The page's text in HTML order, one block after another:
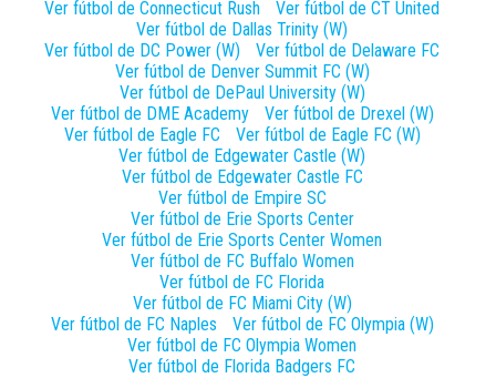
Ver fútbol deConnecticut Rush Ver fútbol deCT United
Ver fútbol de Dallas Trinity (W)
Ver fútbol de DC Power (W) Ver fútbol de Delaware FC
Ver fútbol de Denver Summit FC (W)
Ver fútbol de DePaul University (W)
Ver fútbol de DME Academy Ver fútbol de Drexel (W)
Ver fútbol de Eagle FC Ver fútbol de Eagle FC (W)
Ver fútbol de Edgewater Castle (W)
Ver fútbol de Edgewater Castle FC
Ver fútbol de Empire SC
Ver fútbol de Erie Sports Center
Ver fútbol de Erie Sports Center Women
Ver fútbol de FC Buffalo Women
Ver fútbol de FC Florida
Ver fútbol de FC Miami City (W)
Ver fútbol de FC Naples Ver fútbol de FC Olympia (W)
Ver fútbol de FC Olympia Women
Ver fútbol de Florida Badgers FC